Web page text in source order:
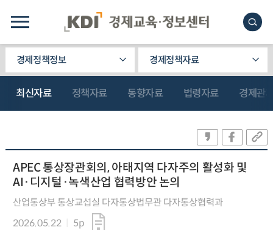
경제정책정보 경제정책자료
최신자료 정책자료 동향자료 법령자료 경제관
APEC 통상장관회의, 아태지역 다자주의 활성화 및
AI·디지털·녹색산업 협력방안 논의
산업통상부 통상교섭실 다자통상법무관 다자통상협력과
2026.05.22
5p